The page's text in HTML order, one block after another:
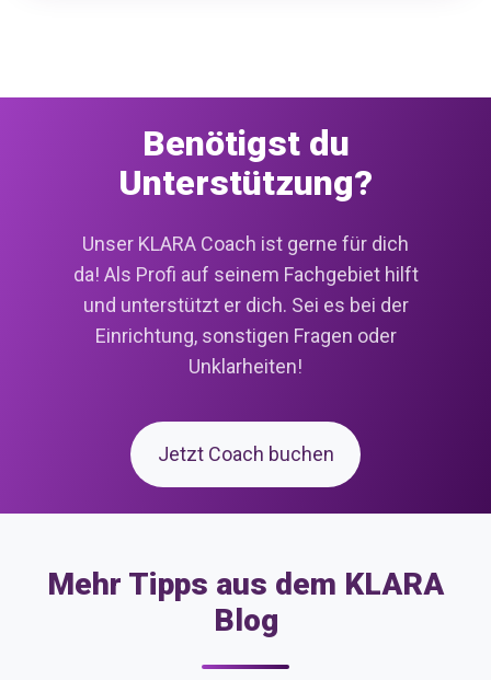
Benötigst du
Unterstützung?
Unser KLARA Coach ist gerne für dich
da! Als Profi auf seinem Fachgebiet hilft
und unterstützt er dich. Sei es bei der
Einrichtung, sonstigen Fragen oder
Unklarheiten!
Jetzt Coach buchen
Mehr Tipps aus dem KLARA
Blog